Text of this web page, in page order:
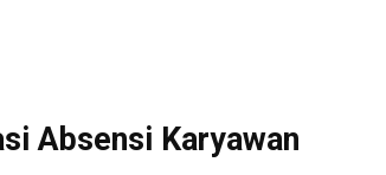
Absensi Karyawan